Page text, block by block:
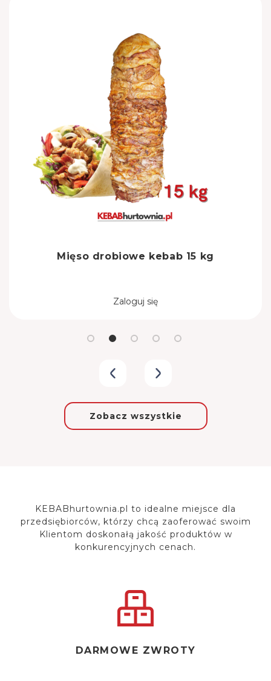
Mięso drobiowe kebab 15 kg
Zaloguj się
Zobacz wszystkie
KEBABhurtownia.pl to idealne miejsce dla
przedsiębiorców, którzy chcą zaoferować swoim
Klientom doskonałą jakość produktów w
konkurencyjnych cenach.
DARMOWE ZWROTY